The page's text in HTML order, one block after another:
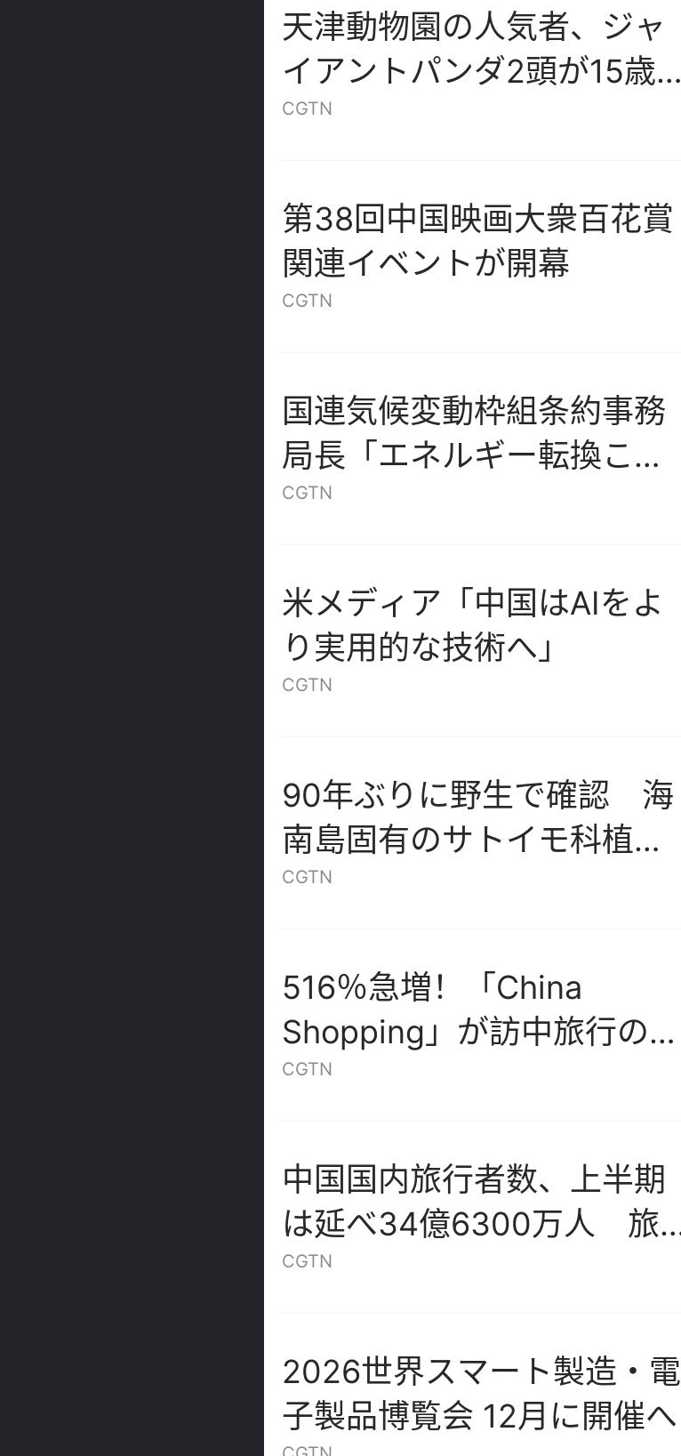
天津動物園の人気者、ジャ
イアントパンダ2頭が15歳
の誕生日
CGTN
第38回中国映画大衆百花賞
関連イベントが開幕
CGTN
国連気候変動枠組条約事務
局長「エネルギー転換こ
そ、さまざまな課題を解決
CGTN
米メディア「中国はAIをよ
り実用的な技術へ」
CGTN
90年ぶりに野生で確認 海
南島固有のサトイモ科植物
を海口で再発見
CGTN
516％急増！「China
Shopping」が訪中旅行の新
たな定番に
CGTN
中国国内旅行者数、上半期
は延べ34億6300万人 旅
行消費額3兆2100億元
CGTN
2026世界スマート製造・電
子製品博覧会 12月に開催へ